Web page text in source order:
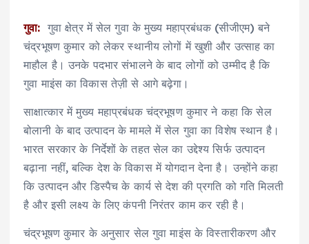
गुवा: गुवा क्षेत्र में सेल गुवा के मुख्य महाप्रबंधक (सीजीएम) बने
चंद्रभूषण कुमार को लेकर स्थानीय लोगों में खुशी और उत्साह का
माहौल है। उनके पदभार संभालने के बाद लोगों को उम्मीद है कि
गुवा माइंस का विकास तेज़ी से आगे बढ़ेगा।
साक्षात्कार में मुख्य महाप्रबंधक चंद्रभूषण कुमार ने कहा कि सेल
बोलानी के बाद उत्पादन के मामले में सेल गुवा का विशेष स्थान है।
भारत सरकार के निर्देशों के तहत सेल का उद्देश्य सिर्फ उत्पादन
बढ़ाना नहीं, बल्कि देश के विकास में योगदान देना है। उन्होंने कहा
कि उत्पादन और डिस्पैच के कार्य से देश की प्रगति को गति मिलती
है और इसी लक्ष्य के लिए कंपनी निरंतर काम कर रही है।
चंद्रभूषण कुमार के अनुसार सेल गुवा माइंस के विस्तारीकरण और